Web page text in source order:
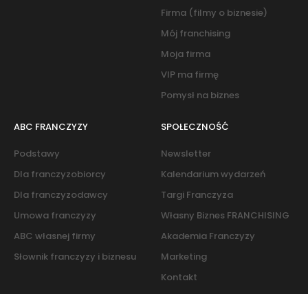
Firma (filmy o biznesie)
Mój franchising
Moja firma
VIP ma firmę
Pomysł na biznes
ABC FRANCZYZY
Podstawy
Dla franczyzobiorcy
Dla franczyzodawcy
Umowa franczyzy
ABC własnej firmy
Słownik franczyzy i biznesu
SPOŁECZNOŚĆ
Newsletter
Kalendarium wydarzeń
Targi Franczyza
Własny Biznes FRANCHISING
Akademia Franczyzy
Marketing
Kontakt